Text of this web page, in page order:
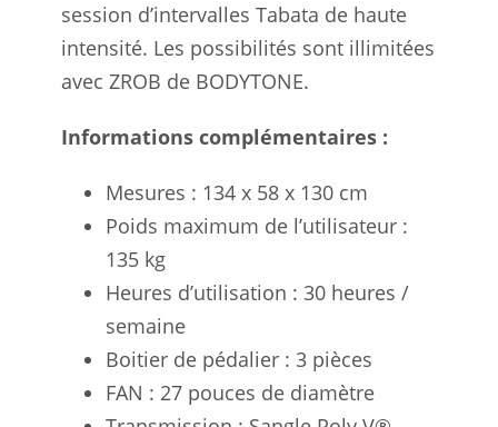
session d’intervalles Tabata de haute
intensité. Les possibilités sont illimitées
avec ZROB de BODYTONE.
Informations complémentaires :
Mesures : 134 x 58 x 130 cm
Poids maximum de l’utilisateur :
135 kg
Heures d’utilisation : 30 heures /
semaine
Boitier de pédalier : 3 pièces
FAN : 27 pouces de diamètre